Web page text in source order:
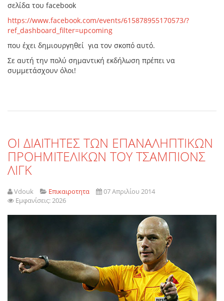
σελίδα του facebook
https://www.facebook.com/events/615878955170573/?
ref_dashboard_filter=upcoming
που έχει δημιουργηθεί για τον σκοπό αυτό.
Σε αυτή την πολύ σημαντική εκδήλωση πρέπει να
συμμετάσχουν όλοι!
ΟΙ ΔΙΑΙΤΗΤΕΣ ΤΩΝ ΕΠΑΝΑΛΗΠΤΙΚΩΝ
ΠΡΟΗΜΙΤΕΛΙΚΩΝ ΤΟΥ ΤΣΑΜΠΙΟΝΣ
ΛΙΓΚ
Vdouk Επικαιροτητα
07 Απριλίου 2014
Εμφανίσεις: 2026